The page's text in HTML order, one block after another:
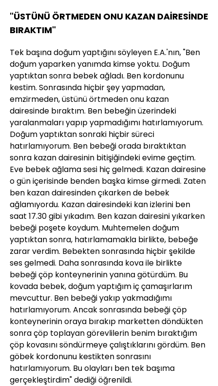
"ÜSTÜNÜ ÖRTMEDEN ONU KAZAN DAİRESİNDE
BIRAKTIM"
Tek başına doğum yaptığını söyleyen E.A.'nın, "Ben
doğum yaparken yanımda kimse yoktu. Doğum
yaptıktan sonra bebek ağladı. Ben kordonunu
kestim. Sonrasında hiçbir şey yapmadan,
emzirmeden, üstünü örtmeden onu kazan
dairesinde bıraktım. Ben bebeğin üzerindeki
yaralanmaları yapıp yapmadığımı hatırlamıyorum.
Doğum yaptıktan sonraki hiçbir süreci
hatırlamıyorum. Ben bebeği orada bıraktıktan
sonra kazan dairesinin bitişiğindeki evime geçtim.
Eve bebek ağlama sesi hiç gelmedi. Kazan dairesine
o gün içerisinde benden başka kimse girmedi. Zaten
ben kazan dairesinden çıkarken de bebek
ağlamıyordu. Kazan dairesindeki kan izlerini ben
saat 17.30 gibi yıkadım. Ben kazan dairesini yıkarken
bebeği poşete koydum. Muhtemelen doğum
yaptıktan sonra, hatırlamamakla birlikte, bebeğe
zarar verdim. Bebekten sonrasında hiçbir şekilde
ses gelmedi. Daha sonrasında kova ile birlikte
bebeği çöp konteynerinin yanına götürdüm. Bu
kovada bebek, doğum yaptığım iç çamaşırlarım
mevcuttur. Ben bebeği yakıp yakmadığımı
hatırlamıyorum. Ancak sonrasında bebeği çöp
konteynerinin oraya bırakıp marketten döndükten
sonra çöp toplayan görevlilerin benim bıraktığım
çöp kovasını söndürmeye çalıştıklarını gördüm. Ben
göbek kordonunu kestikten sonrasını
hatırlamıyorum. Bu olayları ben tek başıma
gerçekleştirdim" dediği öğrenildi.